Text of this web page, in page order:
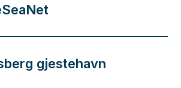
gjestehavn